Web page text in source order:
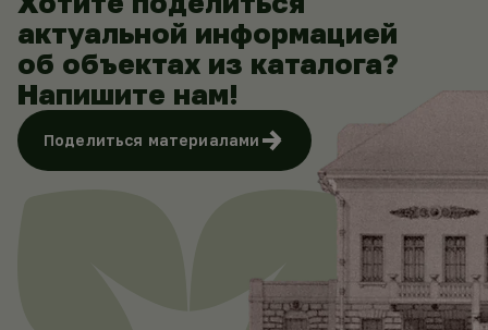
актуальной информацией
об объектах из каталога?
Напишите нам!
Поделиться материалами